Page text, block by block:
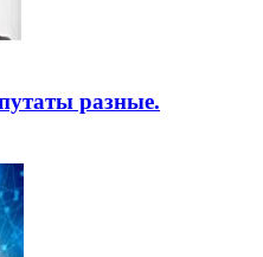
разные.